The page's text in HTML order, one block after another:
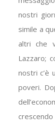
nostri
simile a
altri che
Lazzaro;
nostri c’è
poveri.
crescendo